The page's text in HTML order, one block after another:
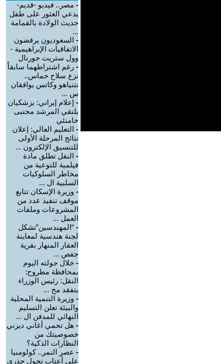
- مصر.. فيديو -قديم-
يدعي العثور على طفل
حديث الولادة بالقمامة
...
- السعوديون يرفضون
الاتفاقيات الإبراهيمية -
وول ستريت جورنال
- رغم اشتراطهما سابقاً
نزع سلاح حماس..
نتنياهو وكاتس يوافقان
س ...
- إعلام إيراني: بزشكيان
يلتقي المرشد مجتبى
خامنئي
- التعليم العالي: إعلان
نتائج المرحلة الأولى
للتنسيق الإلكترون ...
- النقل تطلق مادة
فيلمية للتوعية من
مخاطر السلوكيات
السلبية ال ...
- وزيرة الإسكان تتابع
موقف تنفيذ عدد من
المشروعات وملفات
العمل ...
- “المهندسين”تشكل
لجنة هندسية لمعاينة
العقار المنهار بقرية
جفص ...
- خلال جولته اليوم
بمحافظة مطروح:
النقل: رئيس الوزراء
يتفقد مح ...
- وزيرة التنمية المحلية
والبيئة تعلن التسليم
النهائي للمدفن ال ...
- هل تحمي أغاني ديزني
خصوصيتك من
النظارات الذكية؟
- عصر النمر.. كولومبيا
على أعتاب تحول جذري